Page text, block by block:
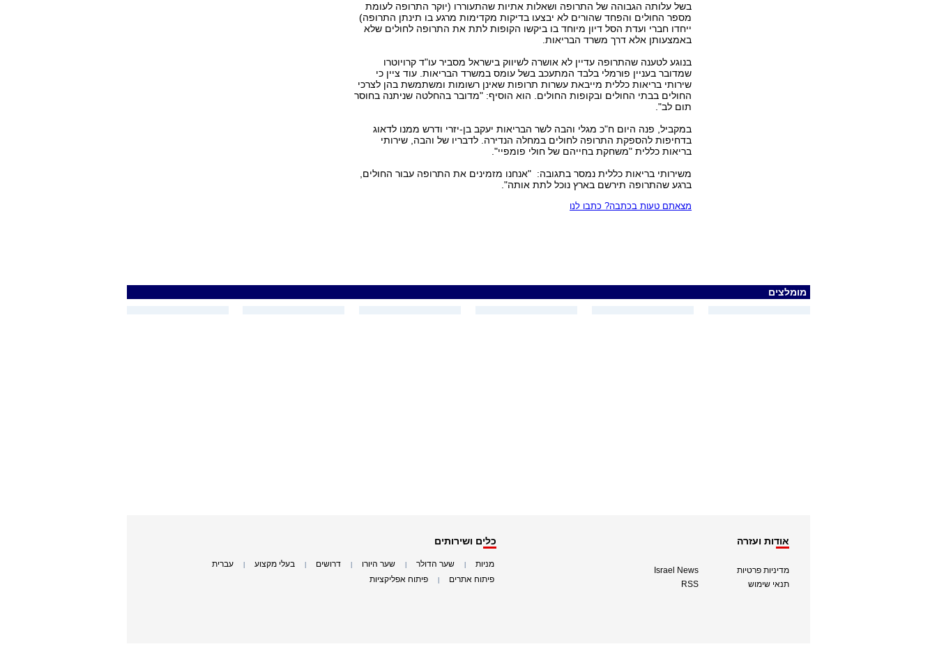
בשל עלותה הגבוהה של התרופה ושאלות אתיות שהתעוררו (יוקר התרופה לעומת
מספר החולים והפחד שהורים לא יבצעו בדיקות מקדימות מרגע בו תינתן התרופה)
ייחדו חברי ועדת הסל דיון מיוחד בו ביקשו הקופות לתת את התרופה לחולים שלא
באמצעותן אלא דרך משרד הבריאות.
בנוגע לטענה שהתרופה עדיין לא אושרה לשיווק בישראל מסביר עו"ד קרויוטרו
שמדובר בעניין פורמלי בלבד המתעכב בשל עומס במשרד הבריאות. עוד ציין כי
שירותי בריאות כללית מייבאת עשרות תרופות שאינן רשומות ומשתמשת בהן לצרכי
החולים בבתי החולים ובקופות החולים. הוא הוסיף: "מדובר בהחלטה שניתנה בחוסר
תום לב".
במקביל, פנה היום ח"כ מגלי והבה לשר הבריאות יעקב בן-יזרי ודרש ממנו לדאוג
בדחיפות להספקת התרופה לחולים במחלה הנדירה. לדבריו של והבה, שירותי
בריאות כללית "משחקת בחייהם של חולי פומפיי".
משירותי בריאות כללית נמסר בתגובה: "אנחנו מזמינים את התרופה עבור החולים,
ברגע שהתרופה תירשם בארץ נוכל לתת אותה".
מצאתם טעות בכתבה? כתבו לנו
מומלצים
אודות ועזרה
מדיניות פרטיות
תנאי שימוש
Israel News
RSS
כלים ושירותים
מניות שער הדולר שער היורו דרושים בעלי מקצוע עברית
פיתוח אתרים פיתוח אפליקציות